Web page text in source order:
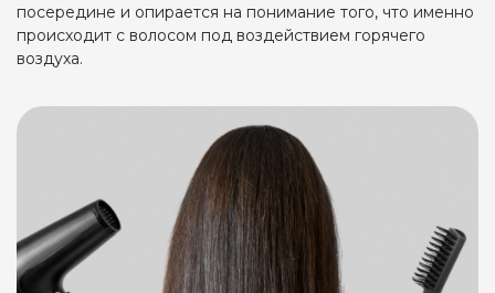
посередине и опирается на понимание того, что именно
происходит с волосом под воздействием горячего
воздуха.